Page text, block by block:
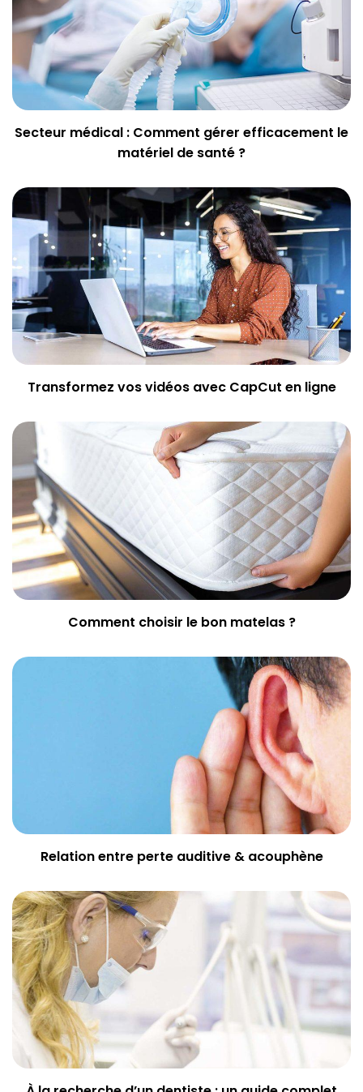
Secteur médical : Comment gérer efficacement le
matériel de santé ?
Transformez vos vidéos avec CapCut en ligne
Comment choisir le bon matelas ?
Relation entre perte auditive & acouphène